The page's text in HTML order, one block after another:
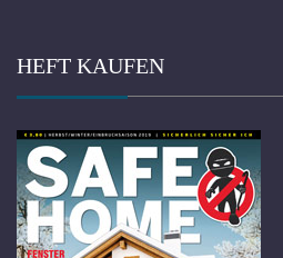
HEFT KAUFEN